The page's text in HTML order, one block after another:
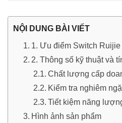
NỘI DUNG BÀI VIẾT
1. Ưu điểm Switch
2. Thông số kỹ thuật và
Chất lượng cấp
Kiểm tra nghiêm
Tiết kiệm năng
Hình ảnh sản phẩm